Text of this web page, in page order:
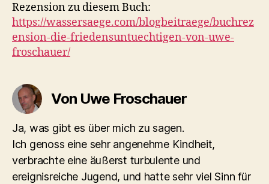
Rezension zu diesem Buch:
https://wassersaege.com/blogbeitraege/buchrez
ension-die-friedensuntuechtigen-von-uwe-
froschauer/
Von Uwe Froschauer
Ja, was gibt es über mich zu sagen.
Ich genoss eine sehr angenehme Kindheit,
verbrachte eine äußerst turbulente und
ereignisreiche Jugend, und hatte sehr viel Sinn für